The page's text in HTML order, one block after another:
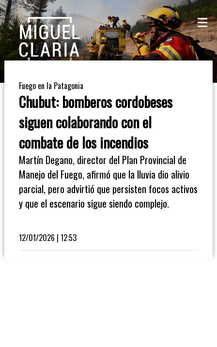
La
Mesa
Café
Columna
Opinión
Radioinforme
Fuego en la Patagonia
Chubut: bomberos cordobeses
siguen colaborando con el
combate de los incendios
Martín Degano, director del Plan Provincial de
Manejo del Fuego, afirmó que la lluvia dio alivio
parcial, pero advirtió que persisten focos activos
y que el escenario sigue siendo complejo.
12/01/2026 | 12:53